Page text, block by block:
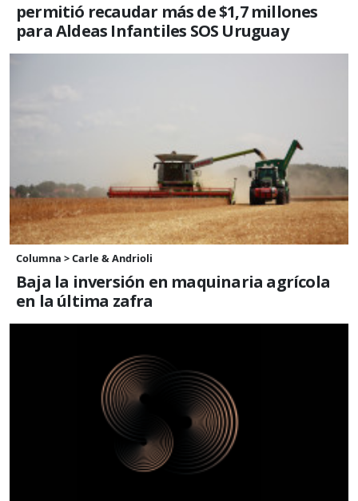
permitió recaudar más de $1,7 millones
para Aldeas Infantiles SOS Uruguay
Columna > Carle & Andrioli
Baja la inversión en maquinaria agrícola
en la última zafra